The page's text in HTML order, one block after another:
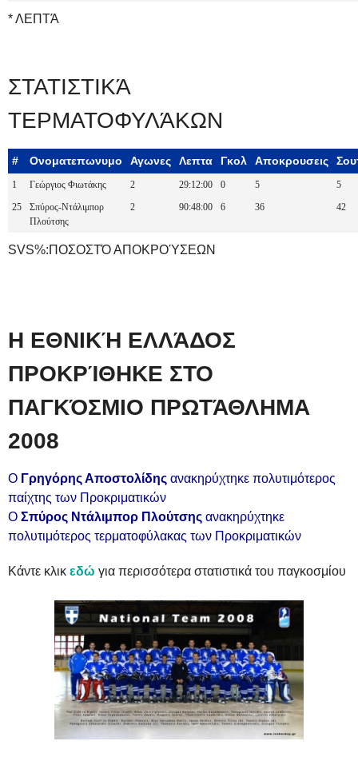
* ΛΕΠΤΆ
ΣΤΑΤΙΣΤΙΚΆ
ΤΕΡΜΑΤΟΦΥΛΆΚΩΝ
# Ονοματεπωνυμο Αγωνες Λεπτα Γκολ Αποκρουσεις
1 Γεώργιος Φιωτάκης 2 29:12:00 0 5
5
25
Σπύρος-Ντάλιμπορ
Πλούτσης
2 90:48:00 6 36 42
SVS%:ΠΟΣΟΣΤΌ ΑΠΟΚΡΟΎΣΕΩΝ
Η ΕΘΝΙΚΉ ΕΛΛΆΔΟΣ
ΠΡΟΚΡΊΘΗΚΕ ΣΤΟ
ΠΑΓΚΌΣΜΙΟ ΠΡΩΤΆΘΛΗΜΑ
2008
Ο Γρηγόρης Αποστολίδης ανακηρύχτηκε πολυτιμότερος
παίχτης των Προκριματικών
Ο Σπύρος Ντάλιμπορ Πλούτσης ανακηρύχτηκε
πολυτιμότερος τερματοφύλακας των Προκριματικών
Κάντε κλικ εδώ για περισσότερα στατιστικά του παγκοσμίου